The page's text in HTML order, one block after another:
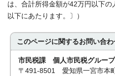
は、合計所得金額が42万円以下
以下にあたります。〕）
このページに関するお問い合わ
市民税課 個人市民税グループ
〒491-8501 愛知県一宮市本